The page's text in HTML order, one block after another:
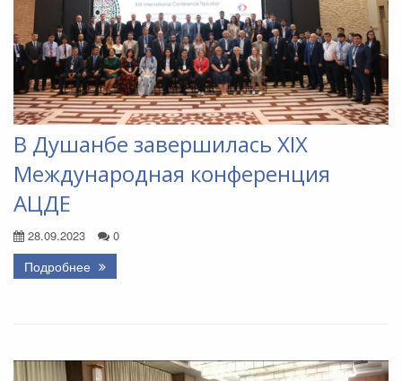
В Душанбе завершилась ХIX
Международная конференция
АЦДЕ
28.09.2023 0
Подробнее